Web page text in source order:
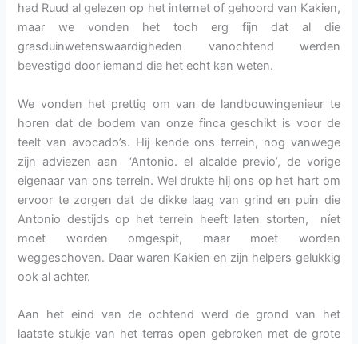
had Ruud al gelezen op het internet of gehoord van Kakien,
maar we vonden het toch erg fijn dat al die
grasduinwetenswaardigheden vanochtend werden
bevestigd door iemand die het echt kan weten.
We vonden het prettig om van de landbouwingenieur te
horen dat de bodem van onze finca geschikt is voor de
teelt van avocado’s. Hij kende ons terrein, nog vanwege
zijn adviezen aan ‘Antonio. el alcalde previo’, de vorige
eigenaar van ons terrein. Wel drukte hij ons op het hart om
ervoor te zorgen dat de dikke laag van grind en puin die
Antonio destijds op het terrein heeft laten storten, níet
moet worden omgespit, maar moet worden
weggeschoven. Daar waren Kakien en zijn helpers gelukkig
ook al achter.
Aan het eind van de ochtend werd de grond van het
laatste stukje van het terras open gebroken met de grote